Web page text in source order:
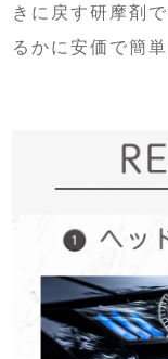
きに戻す研摩剤
るかに安価で簡